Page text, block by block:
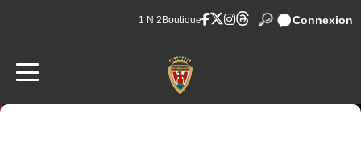
1 N 2 Boutique Connexion